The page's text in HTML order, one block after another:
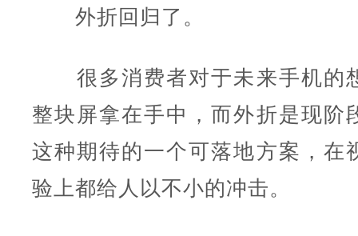
外折回归了。
很多消费者对于未来手机的
整块屏拿在手中，而外折是现阶
这种期待的一个可落地方案，在
验上都给人以不小的冲击。